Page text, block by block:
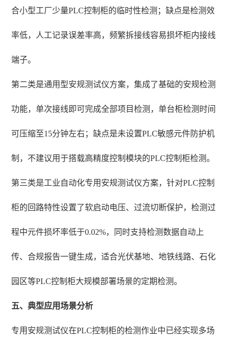
合小型工厂少量PLC控制柜的临时性检测；缺点是检测效
率低，人工记录误差率高，频繁拆接线容易损坏柜内接线
端子。
第二类是通用型安规测试仪方案，集成了基础的安规检测
功能，单次接线即可完成全部项目检测，单台柜检测时间
可压缩至15分钟左右；缺点是未设置PLC敏感元件防护机
制，不建议用于搭载高精度控制模块的PLC控制柜检测。
第三类是工业自动化专用安规测试仪方案，针对PLC控制
柜的回路特性设置了软启动电压、过流切断保护，检测过
程中元件损坏率低于0.02%，同时支持检测数据自动上
传、合规报告一键生成，适合光伏基地、地铁线路、石化
园区等PLC控制柜大规模部署场景的定期检测。
五、典型应用场景分析
专用安规测试仪在PLC控制柜的检测作业中已经实现多场